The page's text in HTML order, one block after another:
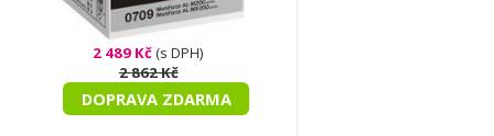
2 489 Kč(s DPH)
2 862 Kč
DOPRAVA ZDARMA